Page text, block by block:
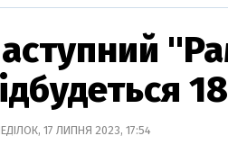
17 ЛИПНЯ 2023, 17:54